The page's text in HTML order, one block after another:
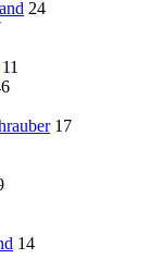
24
11
17
14